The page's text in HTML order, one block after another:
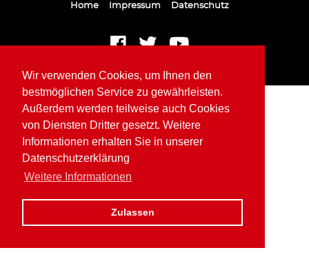
Wir verwenden Cookies, um Ihnen den
bestmöglichen Service zu gewährleisten.
Außerdem werden teilweise auch Cookies
von Diensten Dritter gesetzt. Weitere
Informationen erhalten Sie in unserer
Datenschutzerklärung
Weitere Informationen
Zulassen
Home Impressum Datenschutz